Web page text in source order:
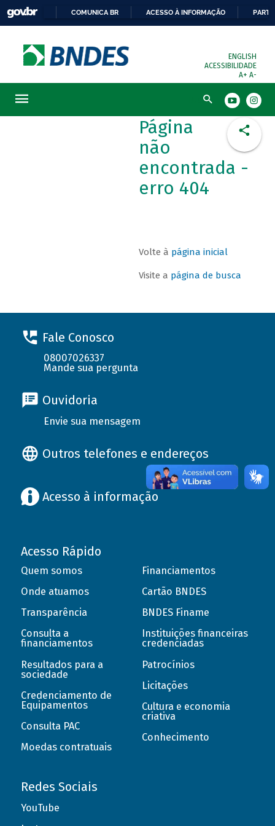
COMUNICA BR ACESSO À INFORMAÇÃO
ENGLISH
ACESSIBILIDADE
A+ A-
Busca
Página
não
encontrada -
erro 404
Volte à página inicial
Visite a página de busca
Fale Conosco
08007026337
Mande sua pergunta
Ouvidoria
Envie sua mensagem
Outros telefones e endereços
Acesso à informação
Acesso Rápido
Quem somos
Onde atuamos
Transparência
Consulta a
financiamentos
Resultados para a
sociedade
Credenciamento de
Equipamentos
Consulta PAC
Moedas contratuais
Financiamentos
Cartão BNDES
BNDES Finame
Instituições financeiras
credenciadas
Patrocínios
Licitações
Cultura e economia
criativa
Conhecimento
Redes Sociais
YouTube